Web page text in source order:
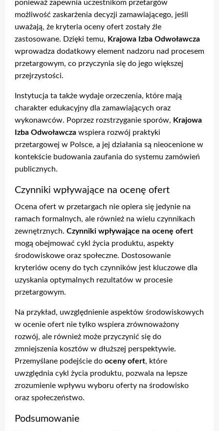
ponieważ zapewnia uczestnikom przetargów
możliwość zaskarżenia decyzji zamawiającego, jeśli
uważają, że kryteria oceny ofert zostały źle
zastosowane. Dzięki temu, Krajowa Izba Odwoławcza
wprowadza dodatkowy element nadzoru nad procesem
przetargowym, co przyczynia się do jego większej
przejrzystości.
Instytucja ta także wydaje orzeczenia, które mają
charakter edukacyjny dla zamawiających oraz
wykonawców. Poprzez rozstrzyganie sporów, Krajowa
Izba Odwoławcza wspiera rozwój praktyki
przetargowej w Polsce, a jej działania są nieocenione w
kontekście budowania zaufania do systemu zamówień
publicznych.
Czynniki wpływające na ocenę ofert
Ocena ofert w przetargach nie opiera się jedynie na
ramach formalnych, ale również na wielu czynnikach
zewnętrznych. Czynniki wpływające na ocenę ofert
mogą obejmować cykl życia produktu, aspekty
środowiskowe oraz społeczne. Dostosowanie
kryteriów oceny do tych czynników jest kluczowe dla
uzyskania optymalnych rezultatów w procesie
przetargowym.
Na przykład, uwzględnienie aspektów środowiskowych
w ocenie ofert nie tylko wspiera zrównoważony
rozwój, ale również może przyczynić się do
zmniejszenia kosztów w dłuższej perspektywie.
Przemyślane podejście do oceny ofert, które
uwzględnia cykl życia produktu, pozwala na lepsze
zrozumienie wpływu wyboru oferty na środowisko
oraz społeczeństwo.
Podsumowanie